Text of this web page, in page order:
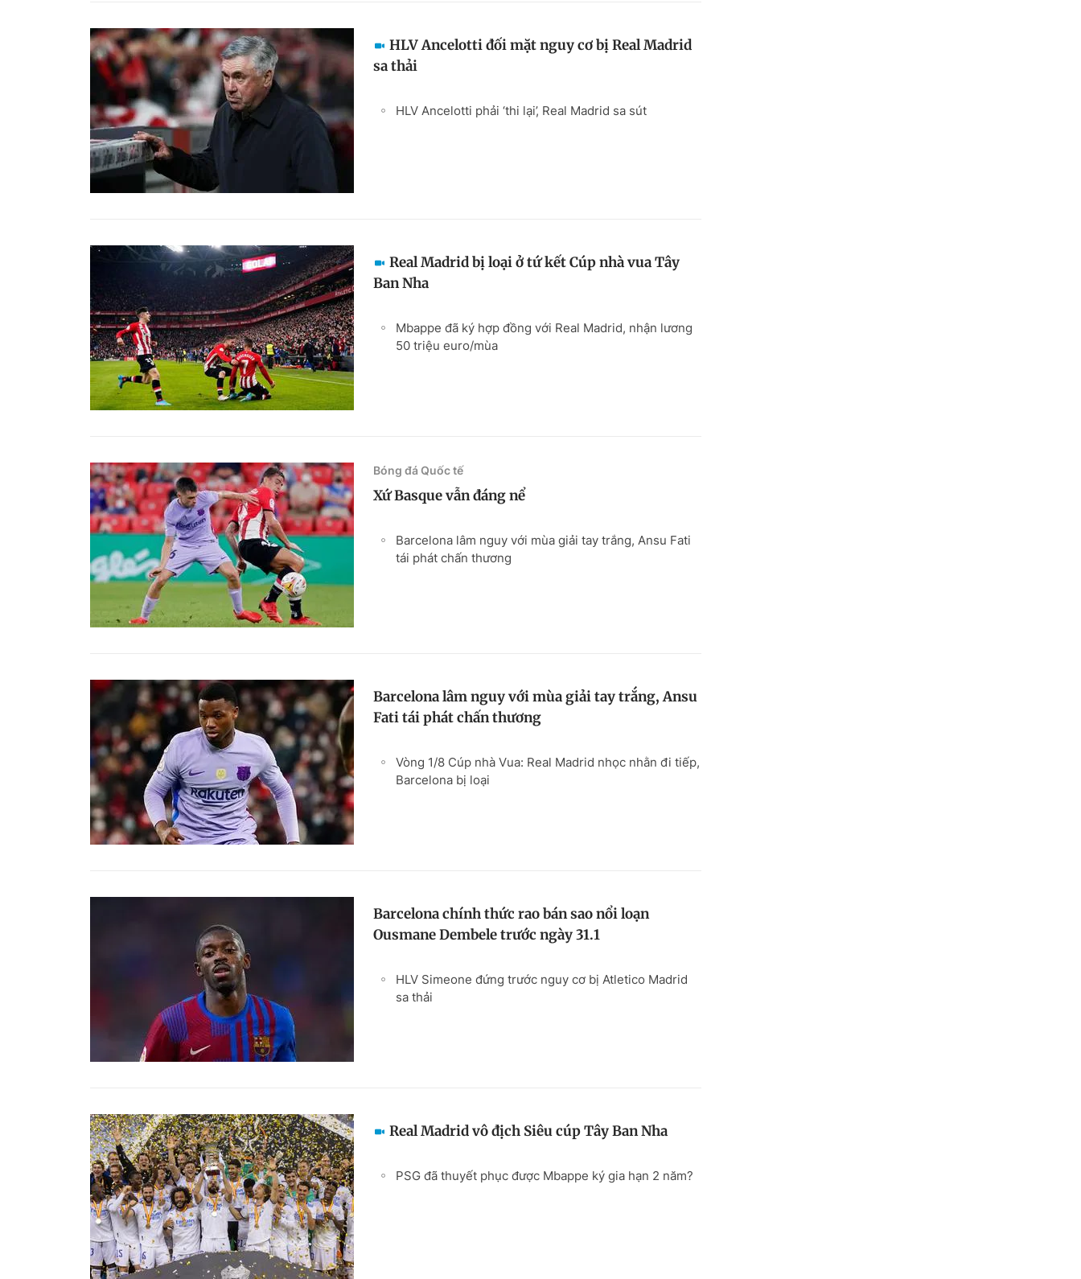
HLV Ancelotti đối mặt nguy cơ bị Real Madrid
sa thải
HLV Ancelotti phải ‘thi lại’, Real Madrid sa sút
Real Madrid bị loại ở tứ kết Cúp nhà vua Tây
Ban Nha
Mbappe đã ký hợp đồng với Real Madrid, nhận lương
50 triệu euro/mùa
Bóng đá Quốc tế
Xứ Basque vẫn đáng nể
Barcelona lâm nguy với mùa giải tay trắng, Ansu Fati
tái phát chấn thương
Barcelona lâm nguy với mùa giải tay trắng, Ansu
Fati tái phát chấn thương
Vòng 1/8 Cúp nhà Vua: Real Madrid nhọc nhằn đi tiếp,
Barcelona bị loại
Barcelona chính thức rao bán sao nổi loạn
Ousmane Dembele trước ngày 31.1
HLV Simeone đứng trước nguy cơ bị Atletico Madrid
sa thải
Real Madrid vô địch Siêu cúp Tây Ban Nha
PSG đã thuyết phục được Mbappe ký gia hạn 2 năm?